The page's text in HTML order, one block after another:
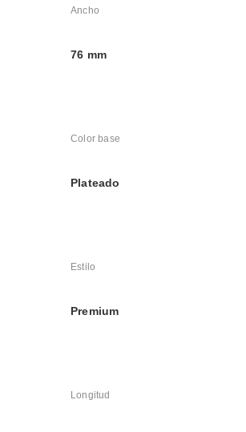
Ancho
76 mm
Color base
Plateado
Estilo
Premium
Longitud